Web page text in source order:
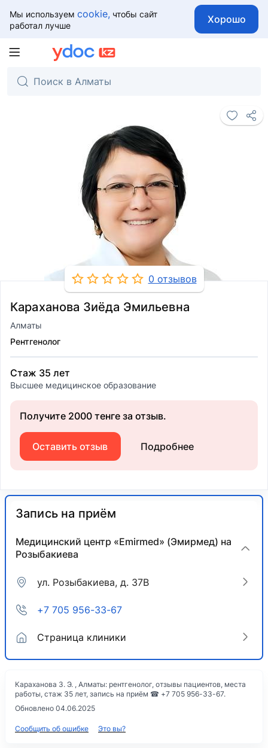
Мы используем cookie, чтобы сайт
работал лучше
Хорошо
0 отзывов
Караханова Зиёда Эмильевна
Алматы
Рентгенолог
Стаж 35 лет
Высшее медицинское образование
Получите 2000 тенге за отзыв.
Оставить отзыв Подробнее
Запись на приём
Медицинский центр «Emirmed» (Эмирмед) на
Розыбакиева
ул. Розыбакиева, д. 37В
+7 705 956-33-67
Страница клиники
Караханова З. Э. , Алматы: рентгенолог, отзывы пациентов, места
работы, стаж 35 лет, запись на приём ☎ +7 705 956-33-67.
Обновлено 04.06.2025
Сообщить об ошибке Это вы?